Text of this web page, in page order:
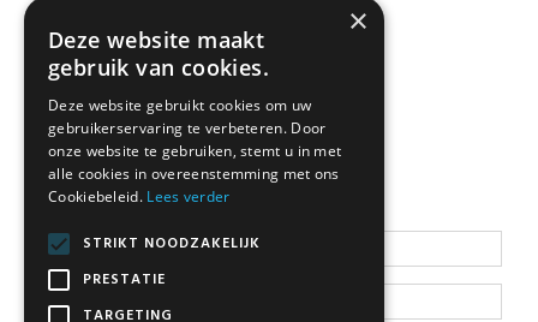
NEWSLETTER
Blijf op de hoogte
×
Deze website maakt
gebruik van cookies.
Deze website gebruikt cookies om uw
gebruikerservaring te verbeteren. Door
onze website te gebruiken, stemt u in met
alle cookies in overeenstemming met ons
Cookiebeleid. Lees verder
STRIKT NOODZAKELIJK
PRESTATIE
TARGETING